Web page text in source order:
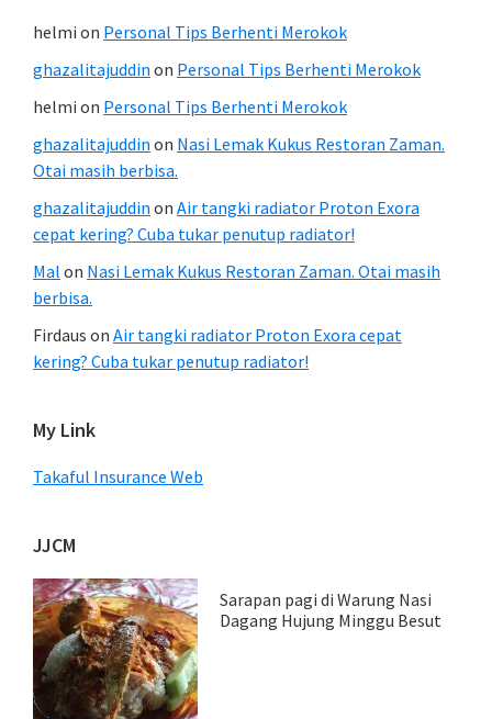
helmi on Personal Tips Berhenti Merokok
ghazalitajuddin on Personal Tips Berhenti Merokok
helmi on Personal Tips Berhenti Merokok
ghazalitajuddin on Nasi Lemak Kukus Restoran Zaman.
Otai masih berbisa.
ghazalitajuddin on Air tangki radiator Proton Exora
cepat kering? Cuba tukar penutup radiator!
Mal on Nasi Lemak Kukus Restoran Zaman. Otai masih
berbisa.
Firdaus on Air tangki radiator Proton Exora cepat
kering? Cuba tukar penutup radiator!
My Link
Takaful Insurance Web
JJCM
Sarapan pagi di Warung Nasi
Dagang Hujung Minggu Besut